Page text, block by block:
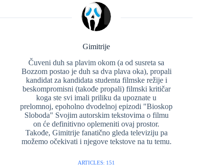
Gimitrije
Čuveni duh sa plavim okom (a od susreta sa
Bozzom postao je duh sa dva plava oka), propali
kandidat za kandidata studenta filmske režije i
beskompromisni (takođe propali) filmski kritičar
koga ste svi imali priliku da upoznate u
prelomnoj, epoholno dvodelnoj epizodi "Bioskop
Sloboda" Svojim autorskim tekstovima o filmu
on će definitivno oplemeniti ovaj prostor.
Takođe, Gimitrije fanatično gleda televiziju pa
možemo očekivati i njegove tekstove na tu temu.
ARTICLES: 151